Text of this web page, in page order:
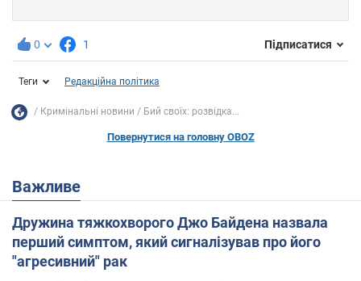
0 1 Підписатися
Теги Редакційна політика
Кримінальні новини Бий своїх: розвідка...
Повернутися на головну OBOZ
Важливе
Дружина тяжкохворого Джо Байдена назвала
перший симптом, який сигналізував про його
"агресивний" рак